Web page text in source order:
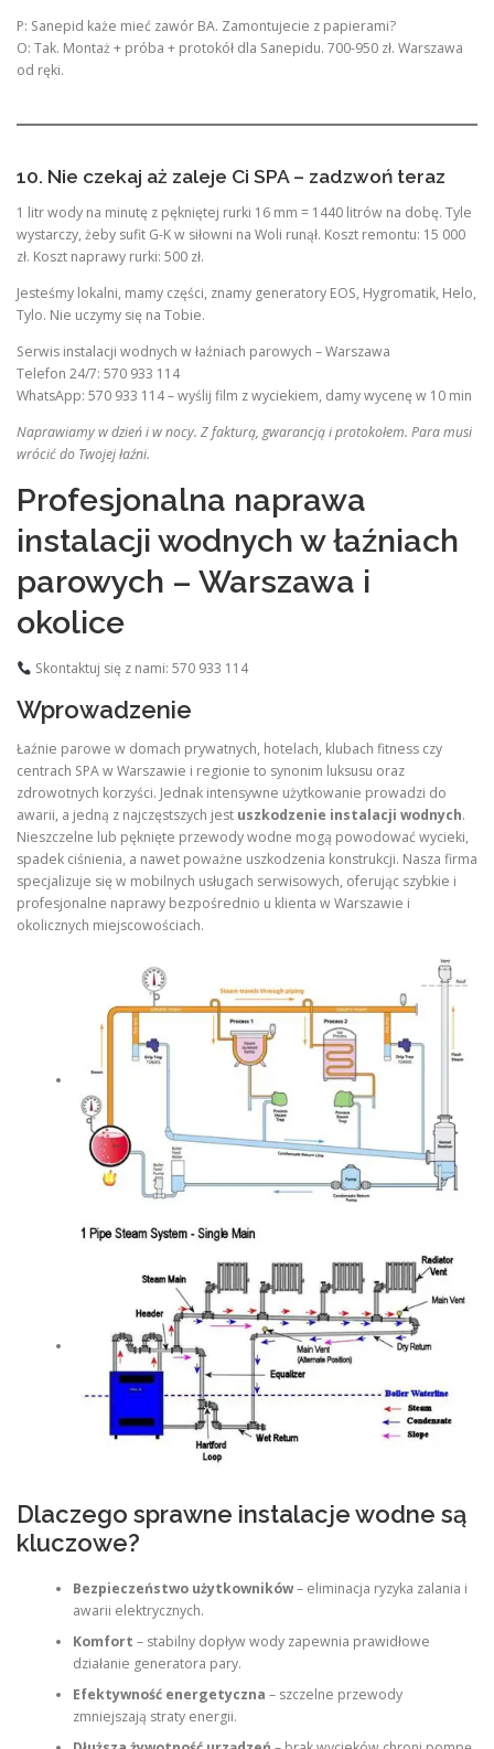
P: Sanepid każe mieć zawór BA. Zamontujecie z papierami?
O: Tak. Montaż + próba + protokół dla Sanepidu. 700-950 zł. Warszawa
od ręki.
10. Nie czekaj aż zaleje Ci SPA – zadzwoń teraz
1 litr wody na minutę z pękniętej rurki 16 mm = 1440 litrów na dobę. Tyle
wystarczy, żeby sufit G-K w siłowni na Woli runął. Koszt remontu: 15 000
zł. Koszt naprawy rurki: 500 zł.
Jesteśmy lokalni, mamy części, znamy generatory EOS, Hygromatik, Helo,
Tylo. Nie uczymy się na Tobie.
Serwis instalacji wodnych w łaźniach parowych – Warszawa
Telefon 24/7: 570 933 114
WhatsApp: 570 933 114 – wyślij film z wyciekiem, damy wycenę w 10 min
Naprawiamy w dzień i w nocy. Z fakturą, gwarancją i protokołem. Para musi
wrócić do Twojej łaźni.
Profesjonalna naprawa
instalacji wodnych w łaźniach
parowych – Warszawa i
okolice
Skontaktuj się z nami: 570 933 114
Wprowadzenie
Łaźnie parowe w domach prywatnych, hotelach, klubach fitness czy
centrach SPA w Warszawie i regionie to synonim luksusu oraz
zdrowotnych korzyści. Jednak intensywne użytkowanie prowadzi do
awarii, a jedną z najczęstszych jest uszkodzenie instalacji wodnych.
Nieszczelne lub pęknięte przewody wodne mogą powodować wycieki,
spadek ciśnienia, a nawet poważne uszkodzenia konstrukcji. Nasza firma
specjalizuje się w mobilnych usługach serwisowych, oferując szybkie i
profesjonalne naprawy bezpośrednio u klienta w Warszawie i
okolicznych miejscowościach.
Dlaczego sprawne instalacje wodne są
kluczowe?
Bezpieczeństwo użytkowników– eliminacja ryzyka zalania i
awarii elektrycznych.
Komfort – stabilny dopływ wody zapewnia prawidłowe
działanie generatora pary.
Efektywność energetyczna – szczelne przewody
zmniejszają straty energii.